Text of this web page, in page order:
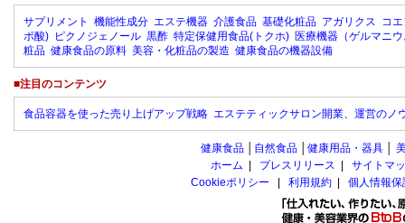
サプリメント 機能性成分 エステ機器 介護食品 基礎化粧品 アガリクス コ
ポ酸) ピクノジェノール 黒酢 特定保健用食品(トクホ) 医療機器（ゲルマニ
粧品 健康食品の原料 美容・化粧品の製造 健康食品の機器設備
■注目のコンテンツ
食品容器を使った売り上げアップ戦略 エステティックサロン開業、運営のノ
健康食品 自然食品 健康用品・器具
ホーム
プレスリリース
サイトマ
Cookieポリシー
利用規約 個人情報